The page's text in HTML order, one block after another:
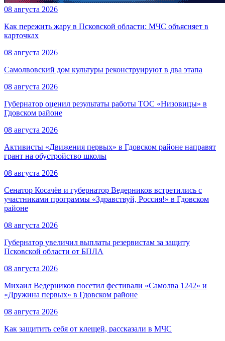
08 августа 2026
Как пережить жару в Псковской области: МЧС объясняет в
карточках
08 августа 2026
Самолвовский дом культуры реконструируют в два этапа
08 августа 2026
Губернатор оценил результаты работы ТОС «Низовицы» в
Гдовском районе
08 августа 2026
Активисты «Движения первых» в Гдовском районе направят
грант на обустройство школы
08 августа 2026
Сенатор Косачёв и губернатор Ведерников встретились с
участниками программы «Здравствуй, Россия!» в Гдовском
районе
08 августа 2026
Губернатор увеличил выплаты резервистам за защиту
Псковской области от БПЛА
08 августа 2026
Михаил Ведерников посетил фестивали «Самолва 1242» и
«Дружина первых» в Гдовском районе
08 августа 2026
Как защитить себя от клещей, рассказали в МЧС